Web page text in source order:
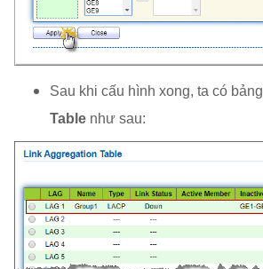
Sau khi cấu hình xong, ta có bảng
Table như sau: